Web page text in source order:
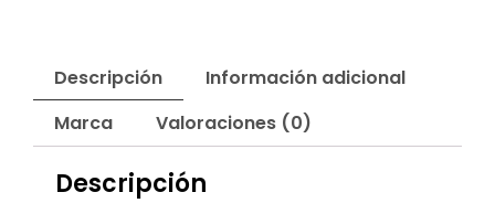
Descripción
Información adicional
Marca
Valoraciones (0)
Descripción